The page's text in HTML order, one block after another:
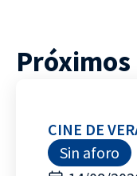
CINE DE
Sin aforo